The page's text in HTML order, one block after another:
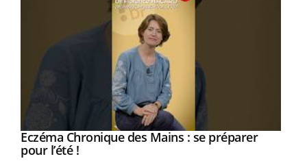
Youtube
Eczéma Chronique des Mains : se préparer
pour l’été !Youtube